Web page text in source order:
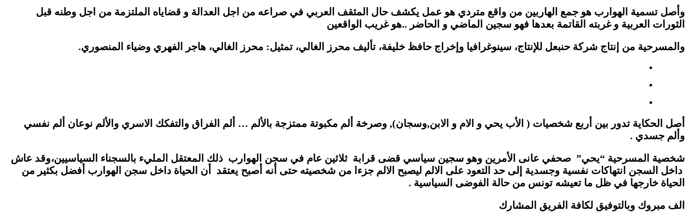
وأصل تسمية الهوارب هو جمع الهاربين من واقع متردي هو عمل يكشف حال المثقف العربي في صراعه من اجل العدالة و قضاياه الملتزمة من اجل وطنه قبل
الثورات العربية و غربته القاتمة بعدها فهو سجين الماضي و الحاضر ..هو غريب الواقعين
والمسرحية من إنتاج شركة حنبعل للإنتاج، سينوغرافيا وإخراج حافظ خليفة، تأليف محرز الغالي، تمثيل: محرز الغالي، هاجر الفهري وضياء المنصوري.
أصل الحكاية تدور بين أربع شخصيات ( الأب يحي و الام و الابن,وسجان), وصرخة ألم مكبوتة ممتزجة بالألم … ألم الفراق والتفكك الاسري والألم نوعان ألم نفسي
وألم جسدي .
شخصية المسرحية “يحي” صحفي عانى الأمرين وهو سجين سياسي قضى قرابة ثلاثين عام في سجن الهوارب ذلك المعتقل المليء بالسجناء السياسيين،وقد عاش
داخل السجن انتهاكات نفسية وجسدية إلى حد التعود على الالم ليصبح الالم جزءا من شخصيته حتى أنه أصبح يعتقد أن الحياة داخل سجن الهوارب أفضل بكثير من
الحياة خارجها في ظل ما تعيشه تونس من حالة الفوضى السياسية .
الف مبروك وبالتوفيق لكافة الفريق المشارك